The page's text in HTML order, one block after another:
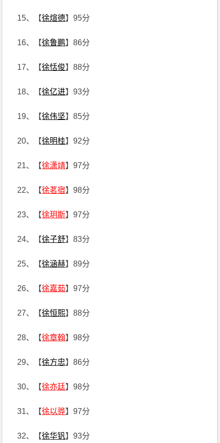
15、【徐煊德】95分
16、【徐鲁鹏】86分
17、【徐恬俊】88分
18、【徐亿进】93分
19、【徐伟坚】85分
20、【徐明桂】92分
21、【徐潇靖】97分
22、【徐茗宿】98分
23、【徐玥斯】97分
24、【徐子舒】83分
25、【徐涵赫】89分
26、【徐嘉茹】97分
27、【徐恒熙】88分
28、【徐章翰】98分
29、【徐方忠】86分
30、【徐亦廷】98分
31、【徐以骅】97分
32、【徐华钒】93分